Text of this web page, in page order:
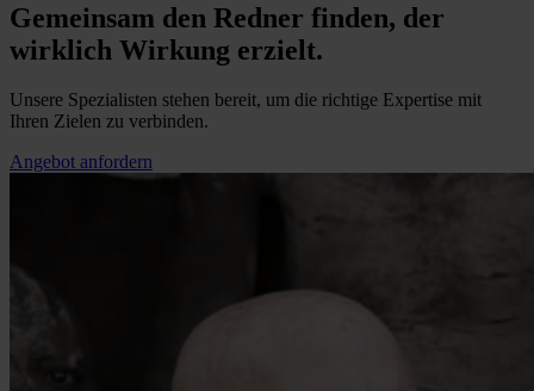
Gemeinsam den Redner finden, der
wirklich Wirkung erzielt.
Unsere Spezialisten stehen bereit, um die richtige Expertise mit
Ihren Zielen zu verbinden.
Angebot anfordern